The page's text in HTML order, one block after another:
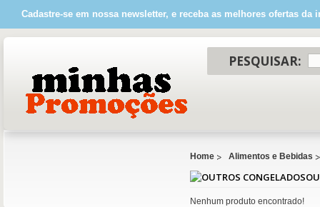
Cadastre-se em nossa newsletter, e receba as melhores ofertas da
PESQUISAR:
Home Alimentos e Bebidas
Nenhum produto encontrado!